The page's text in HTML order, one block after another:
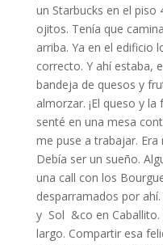
un Starbucks en el piso
ojitos. Tenía que
arriba. Ya en el edificio
correcto. Y ahí estaba,
bandeja de quesos y
almorzar. ¡El queso y
senté en una mesa
me puse a trabajar.
Debía ser un sueño.
una call con los
desparramados por ahí.
y Sol &co en Caballito.
largo. Compartir esa